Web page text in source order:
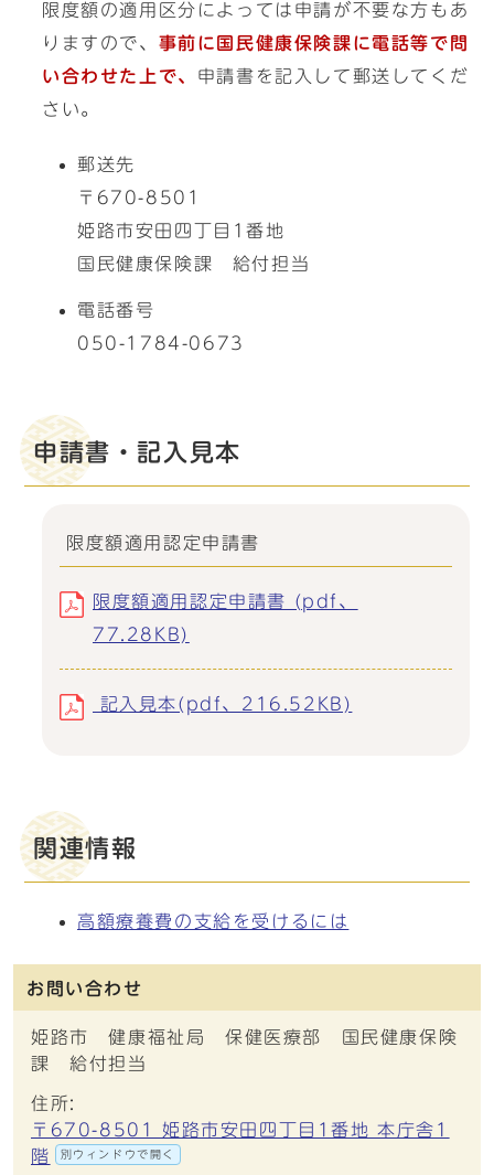
限度額の適用区分によっては申請が不要な方もあ
りますので、 事前に国民健康保険課に電話等で問
い合わせた上で、 申請書を記入して郵送してくだ
さい。
郵送先
〒670-8501
姫路市安田四丁目1番地
国民健康保険課 給付担当
電話番号
050-1784-0673
申請書・記入見本
限度額適用認定申請書
限度額適用認定申請書 (pdf、
77.28KB)
記入見本(pdf、216.52KB)
関連情報
高額療養費の支給を受けるには
お問い合わせ
姫路市 健康福祉局 保健医療部 国民健康保険
課 給付担当
住所:
〒670-8501 姫路市安田四丁目1番地 本庁舎1
階
別ウィンドウで開く